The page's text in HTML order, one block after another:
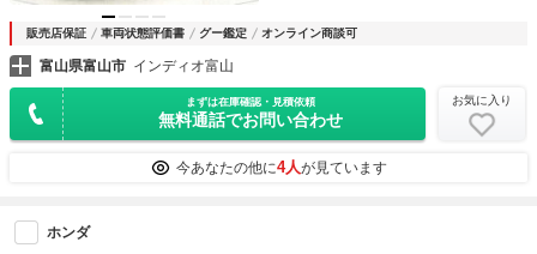
販売店保証 車両状態評価書 グー鑑定 オンライン商談可
富山県富山市 インディオ富山
まずは在庫確認・見積依頼
無料通話でお問い合わせ
お気に入り
今あなたの他に4人が見ています
ホンダ